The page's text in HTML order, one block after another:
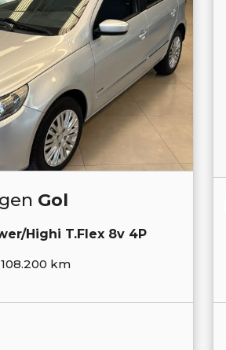
Gol
Highi T.Flex 8v 4P
108.200 km